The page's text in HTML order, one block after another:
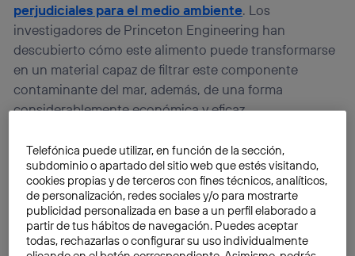
perjudiciales para el medio ambiente. Los
investigadores de Princeton Engineering han
descubierto cómo este alimento puede transformarse
en un material capaz de filtrar este componente
contaminante del mar, además, de una forma
considerablemente económica y eficaz.
Lo que interesa del huevo no es la cáscara, ni el punto
de cocción del mismo,sino uno de sus componentes:
la clara.Con este, el equipo a cargodel proyecto
impulsado por la Escuela de Ingeniería y Ciencias
Aplicadas de la Universidad de Princeton,
consiguieron crear un aerogel, un material con
Telefónica puede utilizar, en función de la sección,
subdominio o apartado del sitio web que estés visitando,
cookies propias y de terceros con fines técnicos, analíticos,
de personalización, redes sociales y/o para mostrarte
publicidad personalizada en base a un perfil elaborado a
partir de tus hábitos de navegación. Puedes aceptar
todas, rechazarlas o configurar su uso individualmente